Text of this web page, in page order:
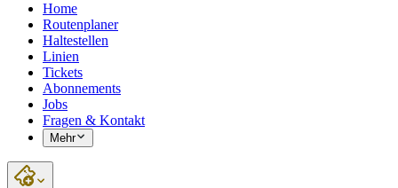
Home
Routenplaner
Haltestellen
Linien
Tickets
Abonnements
Jobs
Fragen & Kontakt
Mehr